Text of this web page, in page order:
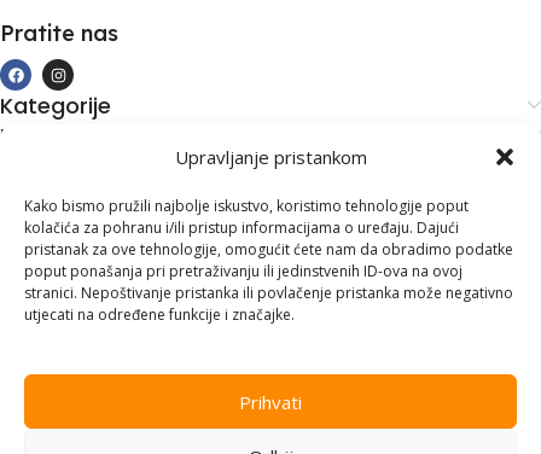
Upravljanje pristankom
Kako bismo pružili najbolje iskustvo, koristimo tehnologije poput
kolačića za pohranu i/ili pristup informacijama o uređaju. Dajući
pristanak za ove tehnologije, omogućit ćete nam da obradimo podatke
poput ponašanja pri pretraživanju ili jedinstvenih ID-ova na ovoj
stranici. Nepoštivanje pristanka ili povlačenje pristanka može negativno
utjecati na određene funkcije i značajke.
Prihvati
Pratite nas
Kategorije
Kupovina i podrška
Kontakt informacije
Branilaca Bosne, 75 300 Lukavac
+387 35 555 999
info@pconer.ba